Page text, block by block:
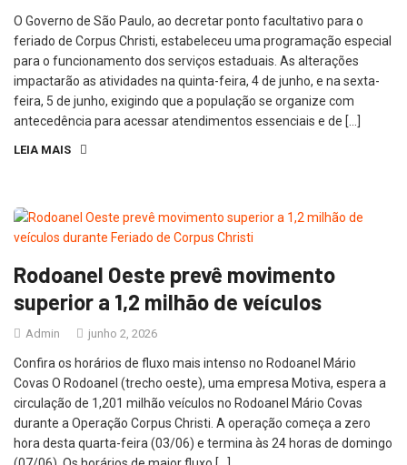
O Governo de São Paulo, ao decretar ponto facultativo para o
feriado de Corpus Christi, estabeleceu uma programação especial
para o funcionamento dos serviços estaduais. As alterações
impactarão as atividades na quinta-feira, 4 de junho, e na sexta-
feira, 5 de junho, exigindo que a população se organize com
antecedência para acessar atendimentos essenciais e de […]
LEIA MAIS
Rodoanel Oeste prevê movimento
superior a 1,2 milhão de veículos
Admin junho 2, 2026
Confira os horários de fluxo mais intenso no Rodoanel Mário
Covas O Rodoanel (trecho oeste), uma empresa Motiva, espera a
circulação de 1,201 milhão veículos no Rodoanel Mário Covas
durante a Operação Corpus Christi. A operação começa a zero
hora desta quarta-feira (03/06) e termina às 24 horas de domingo